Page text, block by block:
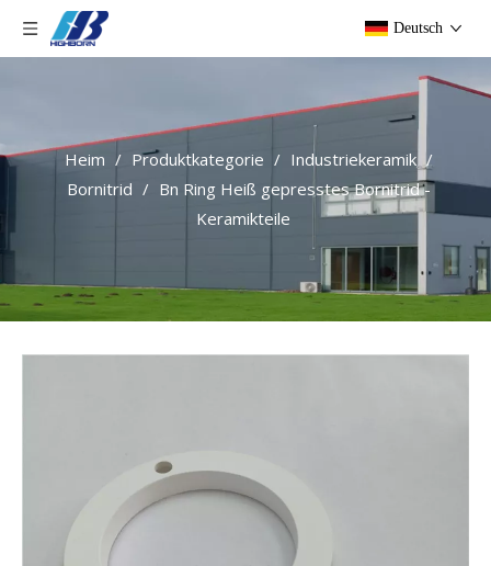
Deutsch
Heim / Produktkategorie / Industriekeramik /
Bornitrid / Bn Ring Heiß gepresstes Bornitrid -
Keramikteile